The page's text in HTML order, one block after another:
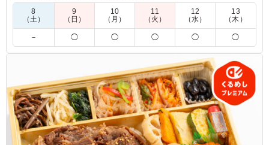
ンバーグステーキをお召し上がりください。(松坂牛と黒毛和牛
を50％ずつの割合で使用しています)
※100食以上のご注文は締切・キャンセル規定が異なります。
お電話にてお問い合わせください。
5.0
ハンバーグは中まで火が通っていますが、固くなくジュー
シーです。ソースはトリュフの香りということで芳醇です
が、ご飯にもよく合います。盛り付けが写真通りに綺麗な
のもとても良いです。
8
（土）
9
（日）
10
（月）
11
（火）
12
（水）
13
（木）
－ ◯ ◯ ◯ ◯ ◯